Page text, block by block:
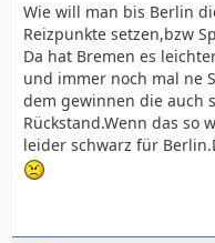
Wie will man bis Berlin
Reizpunkte setzen,bzw
Da hat Bremen es
und immer noch mal ne
dem gewinnen die auch
Rückstand.Wenn das so
leider schwarz für